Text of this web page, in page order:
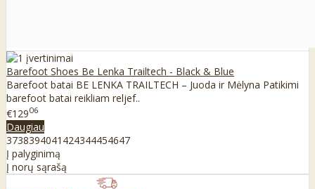
Barefoot Shoes Be Lenka Trailtech - Black & Blue
Barefoot batai BE LENKA TRAILTECH – Juoda ir Mėlyna Patikimi
barefoot batai reikliam reljef..
€12906
Daugiau
3738394041 424344454647
Į palyginimą
Į norų sąrašą